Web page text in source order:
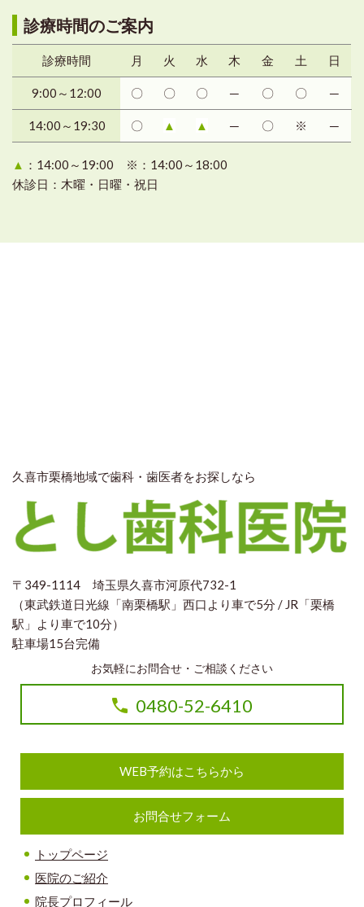
診療時間のご案内
診療時間 月 火 水 木 金 土 日
9:00～12:00 〇 〇 〇 ─ 〇 〇 ─
14:00～19:30 〇 ▲ ▲ ─ 〇 ※ ─
▲ ：14:00～19:00 ※：14:00～18:00
休診日：木曜・日曜・祝日
久喜市栗橋地域で歯科・歯医者をお探しなら
〒349-1114 埼玉県久喜市河原代732-1
（東武鉄道日光線「南栗橋駅」西口より車で5分 / JR「栗橋
駅」より車で10分）
駐車場15台完備
お気軽にお問合せ・ご相談ください
0480-52-6410
WEB予約はこちらから
お問合せフォーム
トップページ
医院のご紹介
院長プロフィール